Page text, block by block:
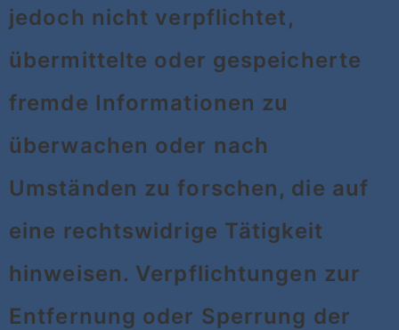
jedoch nicht verpflichtet,
übermittelte oder gespeicherte
fremde Informationen zu
überwachen oder nach
Umständen zu forschen, die auf
eine rechtswidrige Tätigkeit
hinweisen. Verpflichtungen zur
Entfernung oder Sperrung der